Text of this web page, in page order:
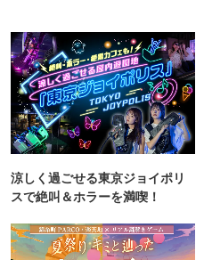
涼しく過ごせる東京ジョイポリ
スで絶叫＆ホラーを満喫！